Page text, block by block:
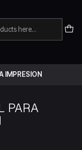
con el wsap
IMPRESION
PARA